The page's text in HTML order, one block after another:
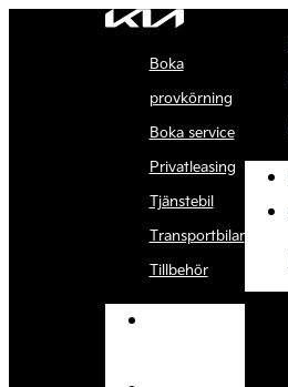
Boka
provkörning
Boka service
Privatleasing
Tjänstebil
Transportbilar
Tillbehör